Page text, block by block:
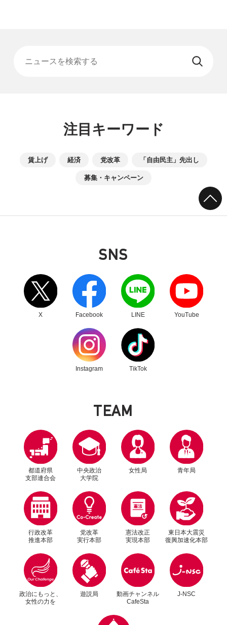
注目キーワード
賃上げ 経済 党改革 「自由民主」先出し
募集・キャンペーン
SNS
X
別ウィンドウリンク
Facebook
別ウィンドウリンク
LINE
別ウィンドウリンク
YouTube
別ウィンドウリンク
Instagram
別ウィンドウリンク
TikTok
別ウィンドウリンク
TEAM
都道府県
支部連合会
中央政治
大学院
女性局 青年局
行政改革
推進本部
党改革
実行本部
憲法改正
実現本部
東日本大震災
復興加速化本部
政治にもっと、
女性の力を
別ウィンドウリンク
遊説局
別ウィンドウリンク
動画チャンネル
CafeSta
J-NSC
別ウィンドウリンク